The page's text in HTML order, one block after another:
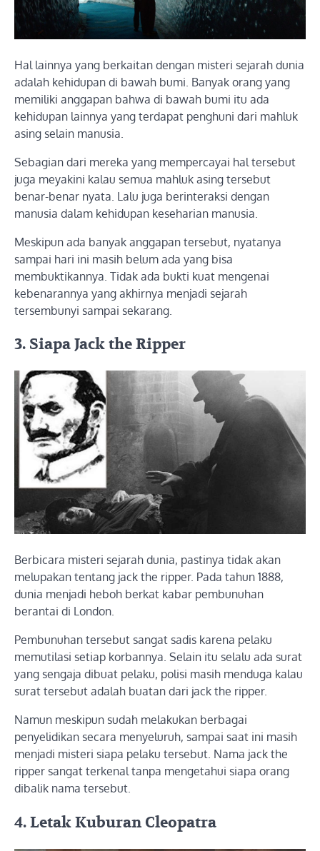
Hal lainnya yang berkaitan dengan misteri sejarah dunia
adalah kehidupan di bawah bumi. Banyak orang yang
memiliki anggapan bahwa di bawah bumi itu ada
kehidupan lainnya yang terdapat penghuni dari mahluk
asing selain manusia.
Sebagian dari mereka yang mempercayai hal tersebut
juga meyakini kalau semua mahluk asing tersebut
benar-benar nyata. Lalu juga berinteraksi dengan
manusia dalam kehidupan keseharian manusia.
Meskipun ada banyak anggapan tersebut, nyatanya
sampai hari ini masih belum ada yang bisa
membuktikannya. Tidak ada bukti kuat mengenai
kebenarannya yang akhirnya menjadi sejarah
tersembunyi sampai sekarang.
3. Siapa Jack the Ripper
Berbicara misteri sejarah dunia, pastinya tidak akan
melupakan tentang jack the ripper. Pada tahun 1888,
dunia menjadi heboh berkat kabar pembunuhan
berantai di London.
Pembunuhan tersebut sangat sadis karena pelaku
memutilasi setiap korbannya. Selain itu selalu ada surat
yang sengaja dibuat pelaku, polisi masih menduga kalau
surat tersebut adalah buatan dari jack the ripper.
Namun meskipun sudah melakukan berbagai
penyelidikan secara menyeluruh, sampai saat ini masih
menjadi misteri siapa pelaku tersebut. Nama jack the
ripper sangat terkenal tanpa mengetahui siapa orang
dibalik nama tersebut.
4. Letak Kuburan Cleopatra